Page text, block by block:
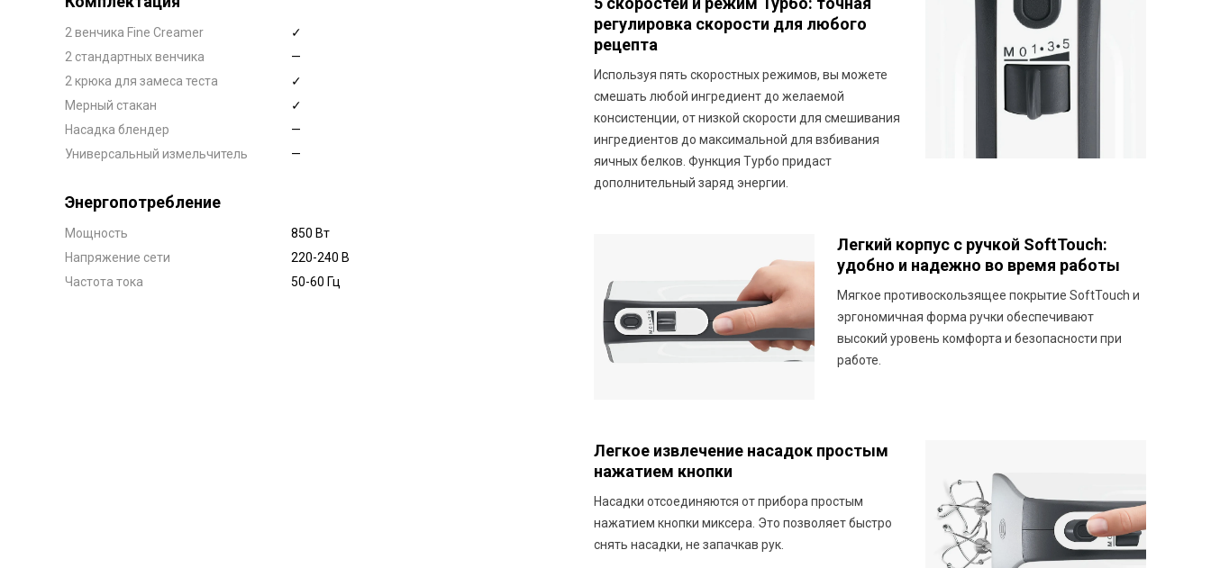
2 венчика Fine Creamer
✓
2 стандартных венчика
—
2 крюка для замеса теста
✓
Мерный стакан
✓
Насадка блендер
—
Универсальный измельчитель
—
Энергопотребление
Мощность
850 Вт
Напряжение сети
220-240 В
Частота тока
50-60 Гц
регулировка скорости для любого
рецепта
Используя пять скоростных режимов, вы можете
смешать любой ингредиент до желаемой
консистенции, от низкой скорости для смешивания
ингредиентов до максимальной для взбивания
яичных белков. Функция Турбо придаст
дополнительный заряд энергии.
Легкий корпус с ручкой SoftTouch:
удобно и надежно во время работы
Мягкое противоскользящее покрытие SoftTouch и
эргономичная форма ручки обеспечивают
высокий уровень комфорта и безопасности при
работе.
Легкое извлечение насадок простым
нажатием кнопки
Насадки отсоединяются от прибора простым
нажатием кнопки миксера. Это позволяет быстро
снять насадки, не запачкав рук.